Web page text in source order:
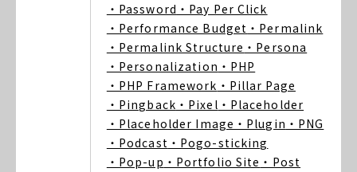
・Password ・Pay Per Click
・Performance Budget ・Permalink
・Permalink Structure ・Persona
・Personalization ・PHP
・PHP Framework ・Pillar Page
・Pingback ・Pixel ・Placeholder
・Placeholder Image ・Plugin ・PNG
・Podcast ・Pogo-sticking
・Pop-up ・Portfolio Site ・Post